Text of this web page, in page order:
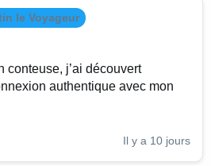
le Voyageur
conteuse, j’ai découvert
authentique avec mon
Il y a 10 jours